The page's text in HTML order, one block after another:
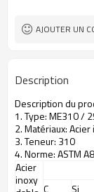
AJOUTER UN
Description
Description du
1. Type: ME310 /
2. Matériaux:
3. Teneur: 310
4. Norme: ASTM
Acier
inoxy
C
Si